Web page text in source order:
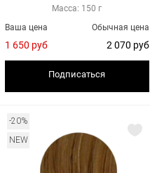
Масса: 150 г
Обычная цена
2 070 руб
Ваша цена
1 650 руб
Подписаться
-20%
NEW